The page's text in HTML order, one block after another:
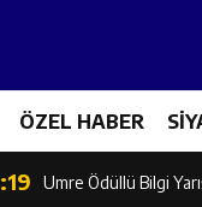
ÖZEL HABER
Erzincan
Umre Ödüllü Bilgi